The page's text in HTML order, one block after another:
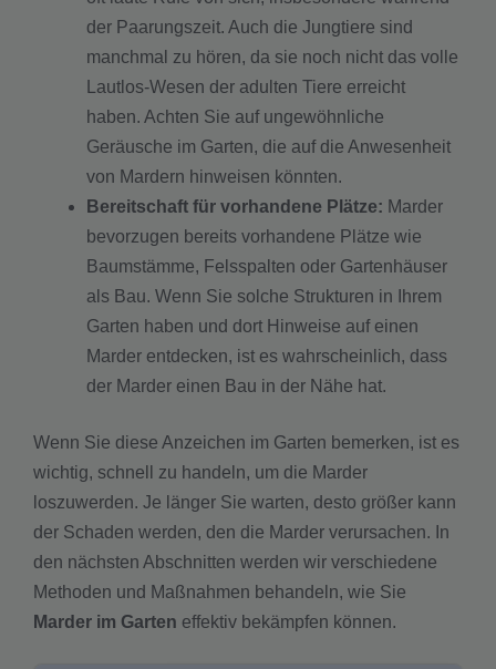
der Paarungszeit. Auch die Jungtiere sind
manchmal zu hören, da sie noch nicht das volle
Lautlos-Wesen der adulten Tiere erreicht
haben. Achten Sie auf ungewöhnliche
Geräusche im Garten, die auf die Anwesenheit
von Mardern hinweisen könnten.
Bereitschaft für vorhandene Plätze: Marder
bevorzugen bereits vorhandene Plätze wie
Baumstämme, Felsspalten oder Gartenhäuser
als Bau. Wenn Sie solche Strukturen in Ihrem
Garten haben und dort Hinweise auf einen
Marder entdecken, ist es wahrscheinlich, dass
der Marder einen Bau in der Nähe hat.
Wenn Sie diese Anzeichen im Garten bemerken, ist es
wichtig, schnell zu handeln, um die Marder
loszuwerden. Je länger Sie warten, desto größer kann
der Schaden werden, den die Marder verursachen. In
den nächsten Abschnitten werden wir verschiedene
Methoden und Maßnahmen behandeln, wie Sie
Marder im Garten effektiv bekämpfen können.